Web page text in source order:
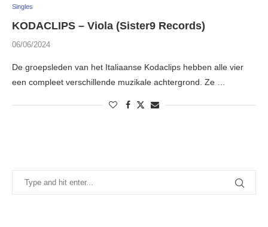
Singles
KODACLIPS – Viola (Sister9 Records)
06/06/2024
De groepsleden van het Italiaanse Kodaclips hebben alle vier
een compleet verschillende muzikale achtergrond. Ze …